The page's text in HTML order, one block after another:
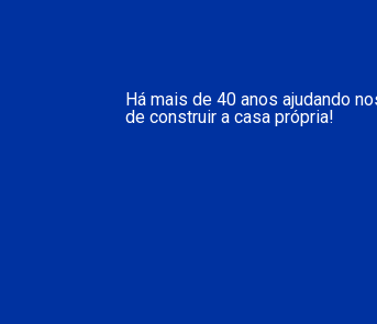
Há mais de 40 anos ajudando
de construir a casa própria!